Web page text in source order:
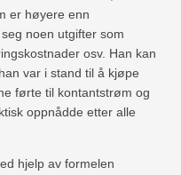
er høyere enn
noen utgifter som
osv. Han kan
var i stand til å kjøpe
førte til kontantstrøm og
oppnådde etter alle
hjelp av formelen